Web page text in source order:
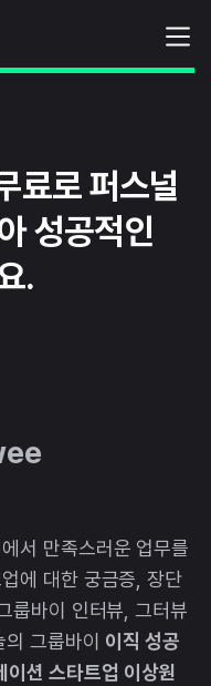
료로 퍼스널
성공적인
.
서 만족스러운 업무를
에 대한 궁금증, 장단
룹바이 인터뷰, 그터뷰
그룹바이 이직 성공
이션 스타트업 이상원